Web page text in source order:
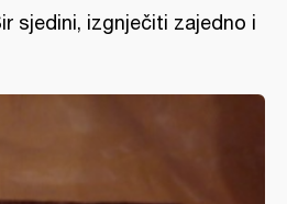
sjedini, izgnječiti zajedno i